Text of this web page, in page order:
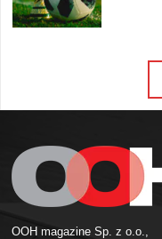
OOH magazine Sp. z o.o.,